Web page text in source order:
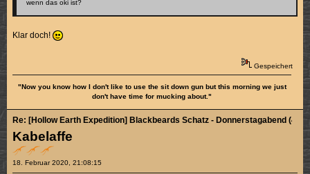
wenn das oki ist?
Klar doch!
Gespeichert
"Now you know how I don't like to use the sit down gun but this morning we just
don't have time for mucking about."
Kabelaffe
18. Februar 2020, 21:08:15
Re: [Hollow Earth Expedition] Blackbeards Schatz - Donnerstagabend (4/4)